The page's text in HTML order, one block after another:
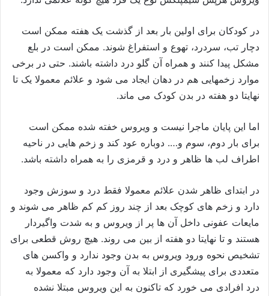
در کودکان برای اولین بار بعد از گذشت یک هفته ممکن است
دچار تب، سردرد، تهوع و استفراغ شوند. ممکن است در بلع
مشکل پیدا کنند و همراه آن گلو درد داشته باشند. حتی در برخی
موارد زخمهایی هم در دهان ایجاد می شود و علائم معمولا یک تا
نهایتا دو هفته در بدن کودک می ماند.
اما این پایان ماجرا نیست و ویروس خفته شده ممکن است
برای بار دوم، سوم و…. دوباره عود کند و زخم هایی در ناحیه
اطراف لب ها ظاهر و درد و قرمزی را به همراه داشته باشد.
در ابتدای ظاهر شدن علائم معمولا فقط درد و سوزش وجود
دارد و زخم های کوچک بعد از چند روز کم کم ظاهر می شوند و
مایعات عفونی داخل آن ها پر از ویروس و به شدت واگیردار
هستند و تا نهایتا دو هفته از بین می روند. هیچ روش قطعی برای
تشخیص نحوه ورود ویروس به بدن وجود ندارد و واکسن های
متعددی برای پیشگیری از ابتلا به آن وجود دارد که معمولا به
درد افرادی می خورد که تاکنون به این ویروس مبتلا نشده